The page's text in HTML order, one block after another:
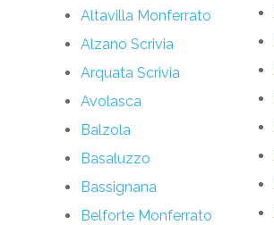
Altavilla Monferrato
Alzano Scrivia
Arquata Scrivia
Avolasca
Balzola
Basaluzzo
Bassignana
Belforte Monferrato